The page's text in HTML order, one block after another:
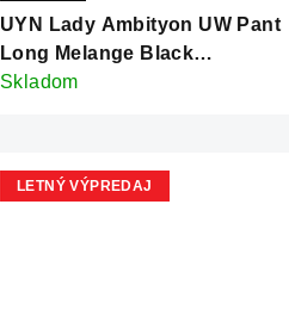
UYN Lady Ambityon UW Pant
Long Melange Black
Melange/Pink/Aqua
Skladom
LETNÝ VÝPREDAJ